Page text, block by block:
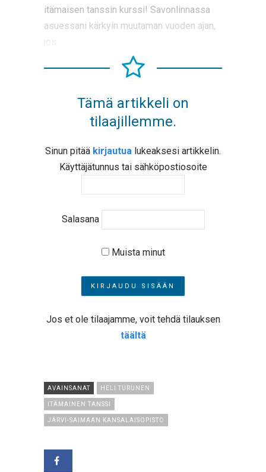
itämaisen tanssin kurssi! Savonlinnassa
asuessani kärkyin muutaman vuoden ajan,
Tämä artikkeli on
tilaajillemme.
Sinun pitää kirjautua lukeaksesi artikkelin.
Käyttäjätunnus tai sähköpostiosoite
Salasana
Muista minut
Jos et ole tilaajamme, voit tehdä tilauksen
täältä
AVAINSANAT HELI TURUNEN
ITÄMAINEN TANSSI
JÄRVI-SAIMAAN KANSALAISOPISTO